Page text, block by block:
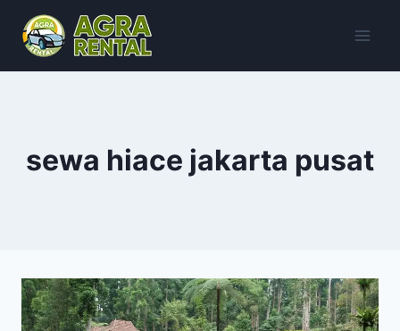
content
sewa hiace jakarta pusat